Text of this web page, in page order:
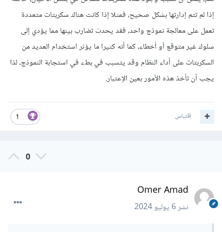
إذا لم تتم إدارتها بشكل صحيح، فمثلا إذا كانت هناك سكربتات متعددة
تعمل على معالجة نموذج واحد، فقد يحدث تضارب بينها مما يؤدي إلى
سلوك غير متوقع أو أخطاء، كما أنه كثيرا ما يؤثر استخدام العديد من
السكربتات على أداء النظام وقد يتسبب في بطء في استجابة النموذج، لذا
يجب أن تأخذ هذه الأمور بعين الإعتبار.
1 اقتباس
0
Omer Amad
نشر6 يوليو 2024